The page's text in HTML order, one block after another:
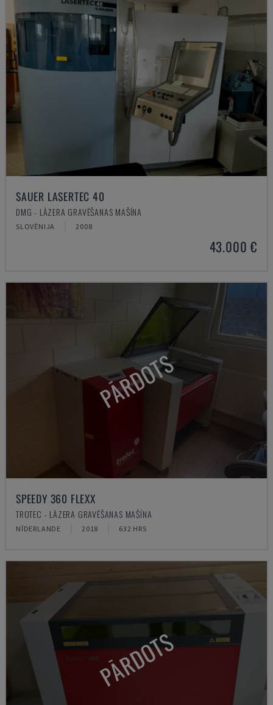
SAUER LASERTEC 40
DMG - LĀZERA GRAVĒŠANAS MAŠĪNA
SLOVĒNIJA 2008
43.000 €
PĀRDOTS
SPEEDY 360 FLEXX
TROTEC - LĀZERA GRAVĒŠANAS MAŠĪNA
NĪDERLANDE 2018 632 HRS
PĀRDOTS